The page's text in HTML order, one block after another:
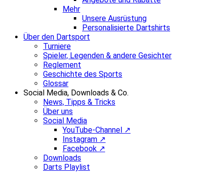
Mehr
Unsere Ausrüstung
Personalisierte Dartshirts
Über den Dartsport
Turniere
Spieler, Legenden & andere Gesichter
Reglement
Geschichte des Sports
Glossar
Social Media, Downloads & Co.
News, Tipps & Tricks
Über uns
Social Media
YouTube-Channel ↗
Instagram ↗
Facebook ↗
Downloads
Darts Playlist